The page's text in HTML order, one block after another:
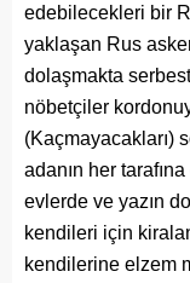
edebilecekleri bir
yaklaşan Rus
dolaşmakta
nöbetçiler
(Kaçmayacakları)
adanın her
evlerde ve yazın
kendileri için
kendilerine elzem